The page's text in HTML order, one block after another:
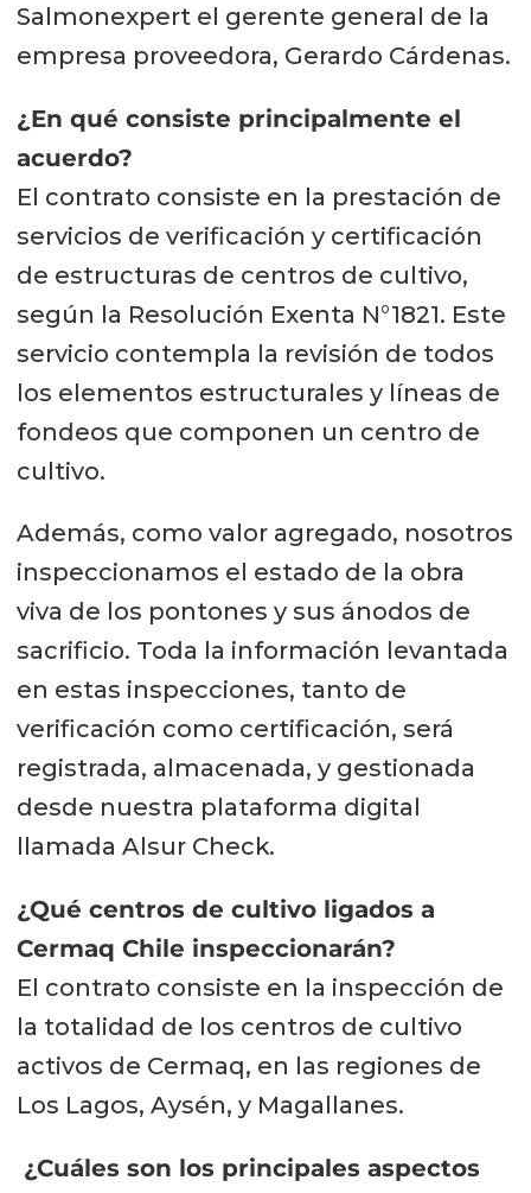
Salmonexpert el gerente general de la
empresa proveedora, Gerardo Cárdenas.
¿En qué consiste principalmente el
acuerdo?
El contrato consiste en la prestación de
servicios de verificación y certificación
de estructuras de centros de cultivo,
según la Resolución Exenta N°1821. Este
servicio contempla la revisión de todos
los elementos estructurales y líneas de
fondeos que componen un centro de
cultivo.
Además, como valor agregado, nosotros
inspeccionamos el estado de la obra
viva de los pontones y sus ánodos de
sacrificio. Toda la información levantada
en estas inspecciones, tanto de
verificación como certificación, será
registrada, almacenada, y gestionada
desde nuestra plataforma digital
llamada Alsur Check.
¿Qué centros de cultivo ligados a
Cermaq Chile inspeccionarán?
El contrato consiste en la inspección de
la totalidad de los centros de cultivo
activos de Cermaq, en las regiones de
Los Lagos, Aysén, y Magallanes.
¿Cuáles son los principales aspectos